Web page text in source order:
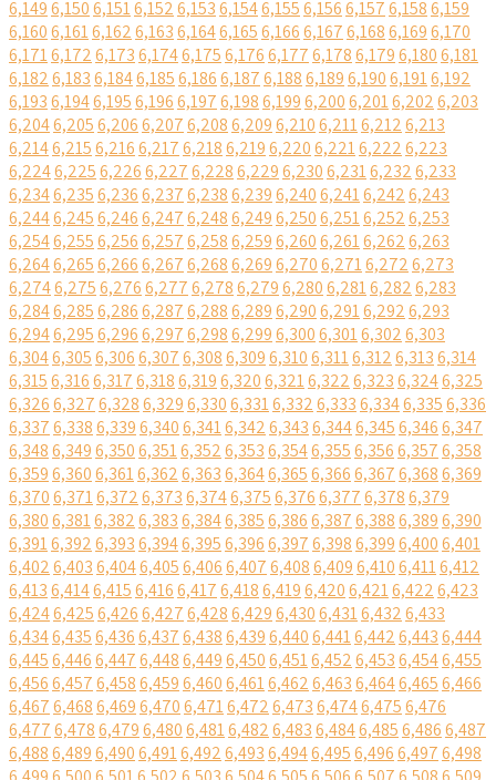
6,1496,1506,1516,1526,1536,1546,1556,1566,1576,1586,159
6,1606,1616,1626,1636,1646,1656,1666,1676,1686,1696,170
6,1716,1726,1736,1746,1756,1766,1776,1786,1796,1806,181
6,1826,1836,1846,1856,1866,1876,1886,1896,1906,1916,192
6,1936,1946,1956,1966,1976,1986,1996,2006,2016,2026,203
6,2046,2056,2066,2076,2086,2096,2106,2116,2126,213
6,2146,2156,2166,2176,2186,2196,2206,2216,2226,223
6,2246,2256,2266,2276,2286,2296,2306,2316,2326,233
6,2346,2356,2366,2376,2386,2396,2406,2416,2426,243
6,2446,2456,2466,2476,2486,2496,2506,2516,2526,253
6,2546,2556,2566,2576,2586,2596,2606,2616,2626,263
6,2646,2656,2666,2676,2686,2696,2706,2716,2726,273
6,2746,2756,2766,2776,2786,2796,2806,2816,2826,283
6,2846,2856,2866,2876,2886,2896,2906,2916,2926,293
6,2946,2956,2966,2976,2986,2996,3006,3016,3026,303
6,3046,3056,3066,3076,3086,3096,3106,3116,3126,3136,314
6,3156,3166,3176,3186,3196,3206,3216,3226,3236,3246,325
6,3266,3276,3286,3296,3306,3316,3326,3336,3346,3356,336
6,3376,3386,3396,3406,3416,3426,3436,3446,3456,3466,347
6,3486,3496,3506,3516,3526,3536,3546,3556,3566,3576,358
6,3596,3606,3616,3626,3636,3646,3656,3666,3676,3686,369
6,3706,3716,3726,3736,3746,3756,3766,3776,3786,379
6,3806,3816,3826,3836,3846,3856,3866,3876,3886,3896,390
6,3916,3926,3936,3946,3956,3966,3976,3986,3996,4006,401
6,4026,4036,4046,4056,4066,4076,4086,4096,4106,4116,412
6,4136,4146,4156,4166,4176,4186,4196,4206,4216,4226,423
6,4246,4256,4266,4276,4286,4296,4306,4316,4326,433
6,4346,4356,4366,4376,4386,4396,4406,4416,4426,4436,444
6,4456,4466,4476,4486,4496,4506,4516,4526,4536,4546,455
6,4566,4576,4586,4596,4606,4616,4626,4636,4646,4656,466
6,4676,4686,4696,4706,4716,4726,4736,4746,4756,476
6,4776,4786,4796,4806,4816,4826,4836,4846,4856,4866,487
6,4886,4896,4906,4916,4926,4936,4946,4956,4966,4976,498